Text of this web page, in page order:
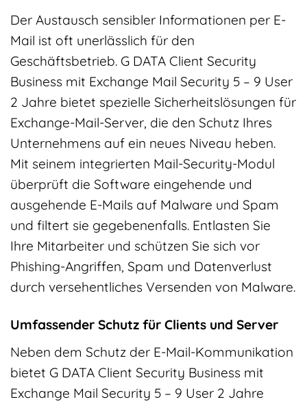
Der Austausch sensibler Informationen per E-
Mail ist oft unerlässlich für den
Geschäftsbetrieb. G DATA Client Security
Business mit Exchange Mail Security 5 – 9 User
2 Jahre bietet spezielle Sicherheitslösungen für
Exchange-Mail-Server, die den Schutz Ihres
Unternehmens auf ein neues Niveau heben.
Mit seinem integrierten Mail-Security-Modul
überprüft die Software eingehende und
ausgehende E-Mails auf Malware und Spam
und filtert sie gegebenenfalls. Entlasten Sie
Ihre Mitarbeiter und schützen Sie sich vor
Phishing-Angriffen, Spam und Datenverlust
durch versehentliches Versenden von Malware.
Umfassender Schutz für Clients und Server
Neben dem Schutz der E-Mail-Kommunikation
bietet G DATA Client Security Business mit
Exchange Mail Security 5 – 9 User 2 Jahre